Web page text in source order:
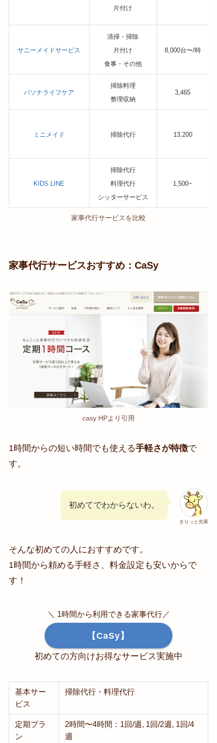
片付け
サニーメイドサービス
清掃・掃除
片付け
食事・その他
8,000台〜/時
パソナライフケア
掃除料理
整理収納
3,465
ミニメイド 掃除代行 13,200
KIDS LINE
掃除代行
料理代行
シッターサービス
1,500~
家事代行サービスを比較
家事代行サービスおすすめ：CaSy
casy HPより引用
1時間からの短い時間でも使える手軽さが特徴で
す。
きりっと先輩
初めてでわからないわ。
そんな初めての人におすすめです。
1時間から頼める手軽さ、料金設定も安いからで
す！
＼ 1時間から利用できる家事代行／
【CaSy】
初めての方向けお得なサービス実施中
基本サー
ビス
掃除代行・料理代行
定期プラ
ン
2時間〜4時間：1回/週, 1回/2週, 1回/4
週